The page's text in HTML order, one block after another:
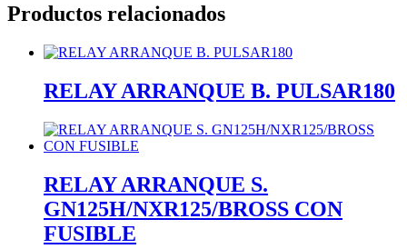
Productos relacionados
RELAY ARRANQUE B. PULSAR180
RELAY ARRANQUE S.
GN125H/NXR125/BROSS CON
FUSIBLE